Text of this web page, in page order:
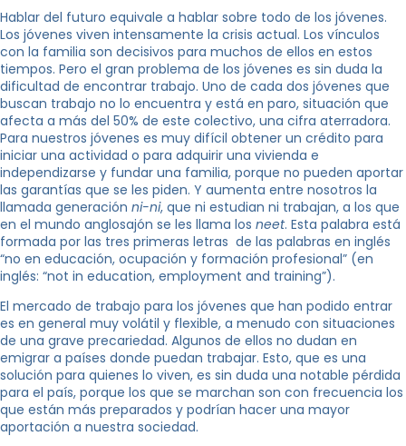
Hablar del futuro equivale a hablar sobre todo de los jóvenes.
Los jóvenes viven intensamente la crisis actual. Los vínculos
con la familia son decisivos para muchos de ellos en estos
tiempos. Pero el gran problema de los jóvenes es sin duda la
dificultad de encontrar trabajo. Uno de cada dos jóvenes que
buscan trabajo no lo encuentra y está en paro, situación que
afecta a más del 50% de este colectivo, una cifra aterradora.
Para nuestros jóvenes es muy difícil obtener un crédito para
iniciar una actividad o para adquirir una vivienda e
independizarse y fundar una familia, porque no pueden aportar
las garantías que se les piden. Y aumenta entre nosotros la
llamada generación ni-ni, que ni estudian ni trabajan, a los que
en el mundo anglosajón se les llama los neet. Esta palabra está
formada por las tres primeras letras de las palabras en inglés
“no en educación, ocupación y formación profesional” (en
inglés: “not in education, employment and training”).
El mercado de trabajo para los jóvenes que han podido entrar
es en general muy volátil y flexible, a menudo con situaciones
de una grave precariedad. Algunos de ellos no dudan en
emigrar a países donde puedan trabajar. Esto, que es una
solución para quienes lo viven, es sin duda una notable pérdida
para el país, porque los que se marchan son con frecuencia los
que están más preparados y podrían hacer una mayor
aportación a nuestra sociedad.